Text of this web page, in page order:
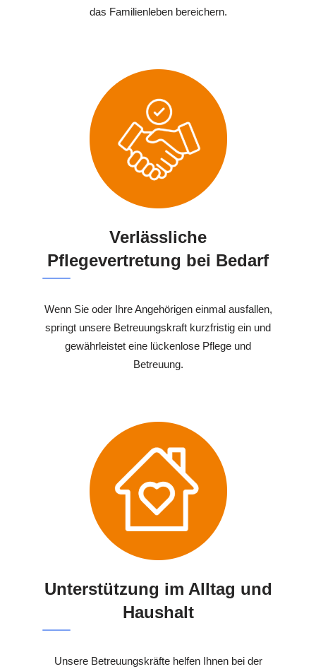
das Familienleben bereichern.
Verlässliche
Pflegevertretung bei Bedarf
Wenn Sie oder Ihre Angehörigen einmal ausfallen,
springt unsere Betreuungskraft kurzfristig ein und
gewährleistet eine lückenlose Pflege und
Betreuung.
Unterstützung im Alltag und
Haushalt
Unsere Betreuungskräfte helfen Ihnen bei der